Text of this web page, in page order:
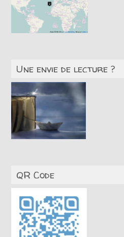
Une envie de lecture ?
QR Code